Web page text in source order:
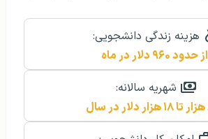
هزینه زندگی دانشجویی:
از حدود ۹۶۰ دلار در ماه
شهریه سالانه: